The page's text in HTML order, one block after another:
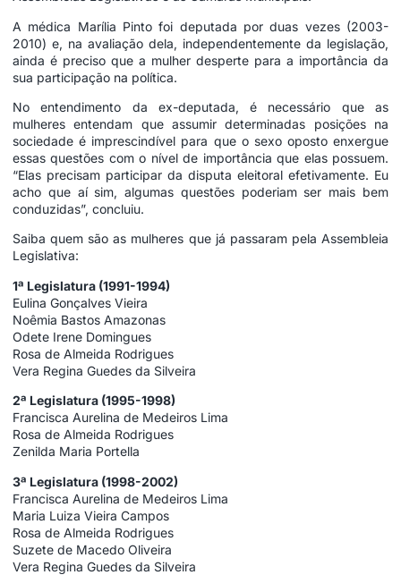
A médica Marília Pinto foi deputada por duas vezes (2003-
2010) e, na avaliação dela, independentemente da legislação,
ainda é preciso que a mulher desperte para a importância da
sua participação na política.
No entendimento da ex-deputada, é necessário que as
mulheres entendam que assumir determinadas posições na
sociedade é imprescindível para que o sexo oposto enxergue
essas questões com o nível de importância que elas possuem.
“Elas precisam participar da disputa eleitoral efetivamente. Eu
acho que aí sim, algumas questões poderiam ser mais bem
conduzidas”, concluiu.
Saiba quem são as mulheres que já passaram pela Assembleia
Legislativa:
1ª Legislatura (1991-1994)
Eulina Gonçalves Vieira
Noêmia Bastos Amazonas
Odete Irene Domingues
Rosa de Almeida Rodrigues
Vera Regina Guedes da Silveira
2ª Legislatura (1995-1998)
Francisca Aurelina de Medeiros Lima
Rosa de Almeida Rodrigues
Zenilda Maria Portella
3ª Legislatura (1998-2002)
Francisca Aurelina de Medeiros Lima
Maria Luiza Vieira Campos
Rosa de Almeida Rodrigues
Suzete de Macedo Oliveira
Vera Regina Guedes da Silveira